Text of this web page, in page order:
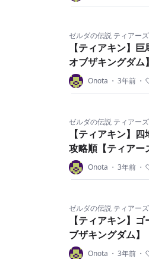
ゼルダの伝説 ティアー
【ティアキン】
オブザキングダム】
Onota ・ 3年前 ・
ゼルダの伝説 ティアー
【ティアキン】
攻略順【ティアー
Onota ・ 3年前 ・
ゼルダの伝説 ティアー
【ティアキン】
ブザキングダム】
Onota ・ 3年前 ・